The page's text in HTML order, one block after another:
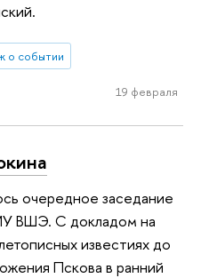
о событии
19 февраля
очередное заседание
ВШЭ. С докладом на
известиях до
Пскова в ранний